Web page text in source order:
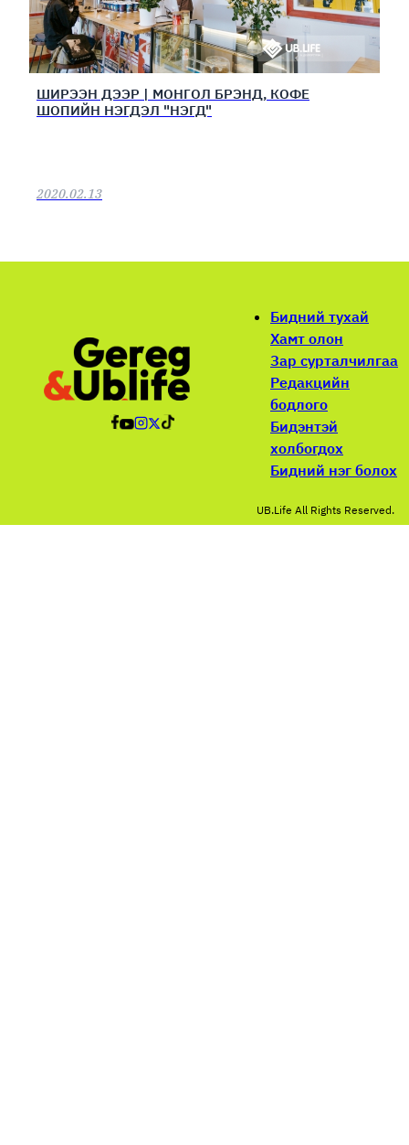
ШИРЭЭН ДЭЭР | МОНГОЛ БРЭНД, КОФЕ
ШОПИЙН НЭГДЭЛ "НЭГД"
2020.02.13
Бидний тухай
Хамт олон
Зар сурталчилгаа
Редакцийн
бодлого
Бидэнтэй
холбогдох
Бидний нэг болох
UB.Life All Rights Reserved.